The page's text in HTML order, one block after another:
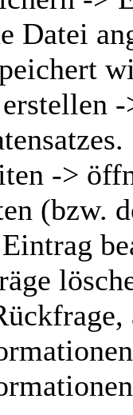
Datei
->
(bzw.